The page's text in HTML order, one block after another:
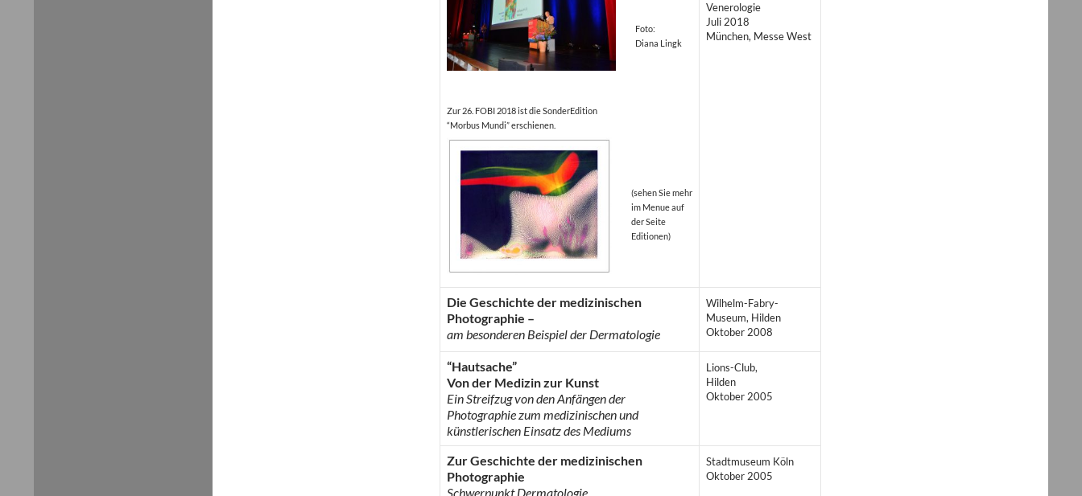
Foto:
Diana Lingk
Zur 26. FOBI 2018 ist die SonderEdition
“Morbus Mundi” erschienen.
(sehen Sie mehr
im Menue auf
der Seite
Editionen)
Venerologie
Juli 2018
München, Messe West
Die Geschichte der medizinischen
Photographie –
am besonderen Beispiel der Dermatologie
Wilhelm-Fabry-
Museum, Hilden
Oktober 2008
“Hautsache”
Von der Medizin zur Kunst
Ein Streifzug von den Anfängen der
Photographie zum medizinischen und
künstlerischen Einsatz des Mediums
Lions-Club,
Hilden
Oktober 2005
Zur Geschichte der medizinischen
Photographie
Schwerpunkt Dermatologie
Stadtmuseum Köln
Oktober 2005